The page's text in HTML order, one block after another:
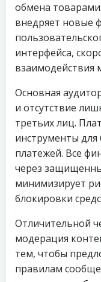
обмена
внедряет новые
интерфейса,
взаимодействия
Основная
и отсутствие
третьих лиц.
инструменты для
платежей. Все
через
минимизирует
блокировки
Отличительной
модерация
тем, чтобы
правилам